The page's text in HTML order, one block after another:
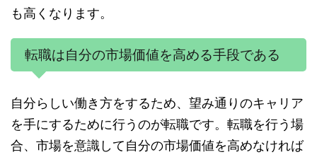
も高くなります。
転職は自分の市場価値を高める手段である
自分らしい働き方をするため、望み通りのキャリア
を手にするために行うのが転職です。転職を行う場
合、市場を意識して自分の市場価値を高めなければ